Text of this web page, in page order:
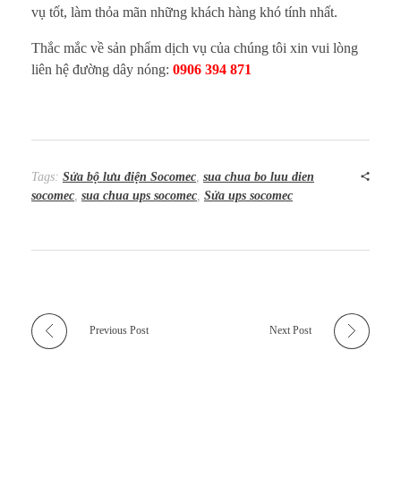
vụ tốt, làm thỏa mãn những khách hàng khó tính nhất.
Thắc mắc về sản phẩm dịch vụ của chúng tôi xin vui lòng
liên hệ đường dây nóng: 0906 394 871
Tags: Sửa bộ lưu điện Socomec, sua chua bo luu dien
socomec, sua chua ups socomec, Sửa ups socomec
Previous Post Next Post